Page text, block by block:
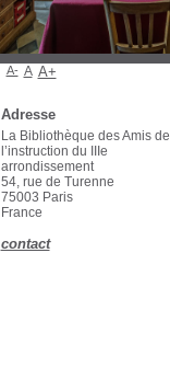
A- A A+
Adresse
La Bibliothèque des Amis de
l’instruction du IIIe
arrondissement
54, rue de Turenne
75003 Paris
France
contact